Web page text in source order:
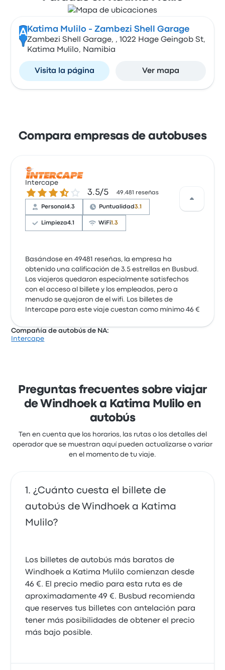
A Katima Mulilo - Zambezi Shell Garage
Zambezi Shell Garage, , 1022 Hage Geingob St,
Katima Mulilo, Namibia
Visita la página Ver mapa
Compara empresas de autobuses
Intercape
3.5 sobre 5 estrellas
3.5/5 49.481 reseñas
Personal4.3 Puntualidad3.1
Limpieza4.1 WiFi1.3
Basándose en 49481 reseñas, la empresa ha
obtenido una calificación de 3.5 estrellas en Busbud.
Los viajeros quedaron especialmente satisfechos
con el acceso al billete y los empleados, pero a
menudo se quejaron de el wifi. Los billetes de
Intercape para este viaje cuestan como mínimo 46 €
Compañía de autobús de NA:
Intercape
Preguntas frecuentes sobre viajar
de Windhoek a Katima Mulilo en
autobús
Ten en cuenta que los horarios, las rutas o los detalles del
operador que se muestran aquí pueden actualizarse o variar
en el momento de tu viaje.
¿Cuánto cuesta el billete de
autobús de Windhoek a Katima
Mulilo?
Los billetes de autobús más baratos de
Windhoek a Katima Mulilo comienzan desde
46 €. El precio medio para esta ruta es de
aproximadamente 49 €. Busbud recomienda
que reserves tus billetes con antelación para
tener más posibilidades de obtener el precio
más bajo posible.